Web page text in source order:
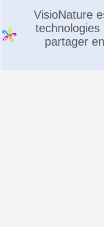
VisioNature
partager